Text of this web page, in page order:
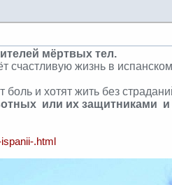
мёртвых тел.
счастливую жизнь в
и хотят жить без
или их защитниками
.html